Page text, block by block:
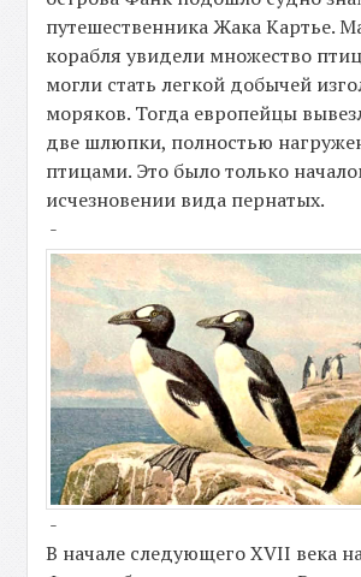
путешественника Жака Картье.
корабля увидели множество
могли стать легкой добычей
моряков. Тогда европейцы
две шлюпки, полностью
птицами. Это было только
исчезновении вида пернатых.
-
-
В начале следующего XVII века